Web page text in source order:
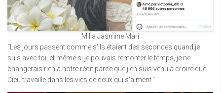
Milla Jasmine Mari
“Les jours passent comme s’ils étaient des secondes quand je
suis avec toi, et même si je pouvais remonter le temps, je ne
changerais rien à notre récit parce que j’en suis venu à croire que
Dieu travaille dans les vies de ceux qui s’aiment.”